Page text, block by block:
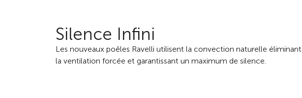
Silence Infini
Les nouveaux poêles Ravelli utilisent la convection naturelle éliminant
la ventilation forcée et garantissant un maximum de silence.